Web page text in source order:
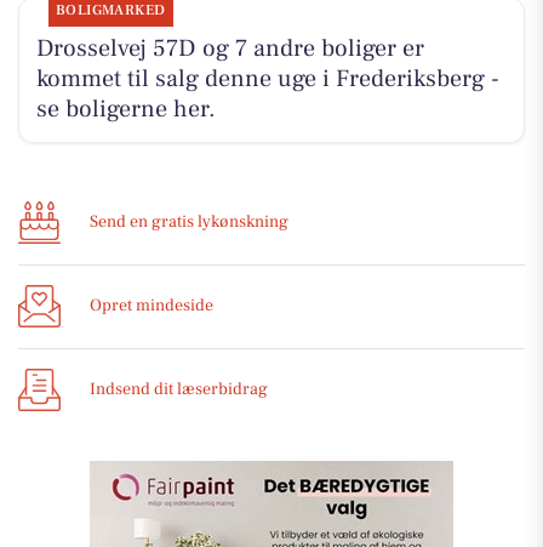
BOLIGMARKED
Drosselvej 57D og 7 andre boliger er
kommet til salg denne uge i Frederiksberg -
se boligerne her.
Send en gratis lykønskning
Opret mindeside
Indsend dit læserbidrag